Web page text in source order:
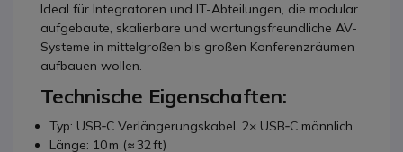
Ideal für Integratoren und IT-Abteilungen, die modular
aufgebaute, skalierbare und wartungsfreundliche AV-
Systeme in mittelgroßen bis großen Konferenzräumen
aufbauen wollen.
Technische Eigenschaften:
Typ: USB‑C Verlängerungskabel, 2× USB‑C männlich
Länge: 10 m (≈ 32 ft)